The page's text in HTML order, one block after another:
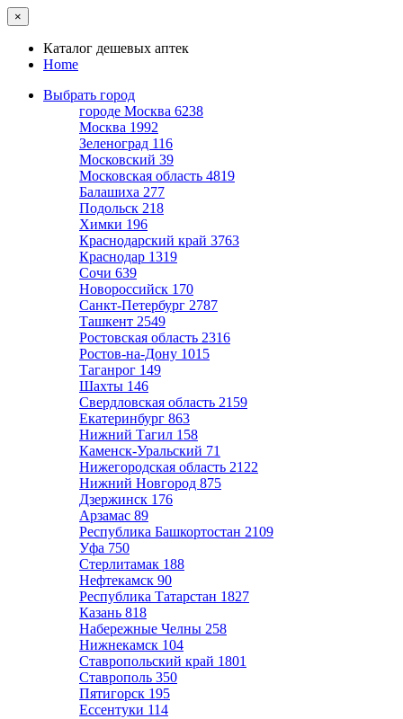
×
Каталог дешевых аптек
Home
Выбрать город
городе Москва 6238
Москва 1992
Зеленоград 116
Московский 39
Московская область 4819
Балашиха 277
Подольск 218
Химки 196
Краснодарский край 3763
Краснодар 1319
Сочи 639
Новороссийск 170
Санкт-Петербург 2787
Ташкент 2549
Ростовская область 2316
Ростов-на-Дону 1015
Таганрог 149
Шахты 146
Свердловская область 2159
Екатеринбург 863
Нижний Тагил 158
Каменск-Уральский 71
Нижегородская область 2122
Нижний Новгород 875
Дзержинск 176
Арзамас 89
Республика Башкортостан 2109
Уфа 750
Стерлитамак 188
Нефтекамск 90
Республика Татарстан 1827
Казань 818
Набережные Челны 258
Нижнекамск 104
Ставропольский край 1801
Ставрополь 350
Пятигорск 195
Ессентуки 114